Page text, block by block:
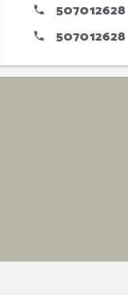
507012628
507012628